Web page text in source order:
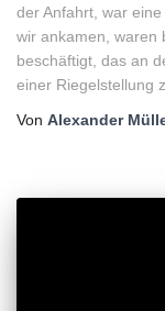
der Anfahrt, war
wir ankamen, waren
beschäftigt, das an
einer Riegelstellung
Von Alexander